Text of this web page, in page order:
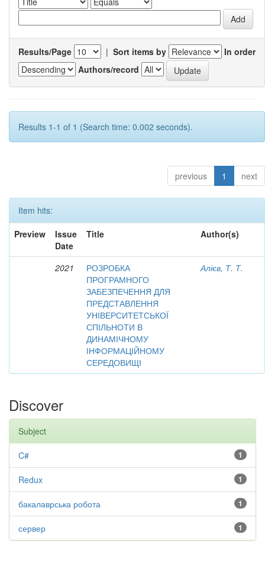
Results/Page | Sort items by
In order
Authors/record
Results 1-1 of 1 (Search time: 0.002 seconds).
previous 1 next
Item hits:
Preview
Issue
Date
Title Author(s)
2021
РОЗРОБКА
ПРОГРАМНОГО
ЗАБЕЗПЕЧЕННЯ ДЛЯ
ПРЕДСТАВЛЕННЯ
УНІВЕРСИТЕТСЬКОЇ
СПІЛЬНОТИ В
ДИНАМІЧНОМУ
ІНФОРМАЦІЙНОМУ
СЕРЕДОВИЩІ
Алієв, Т. Т.
Discover
Subject
1
C#
1
Redux
1
бакалаврська робота
1
сервер